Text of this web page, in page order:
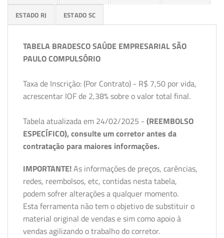
ESTADO RJ ESTADO SC
TABELA BRADESCO SAÚDE EMPRESARIAL SÃO
PAULO COMPULSÓRIO
Taxa de Inscrição: (Por Contrato) - R$ 7,50 por vida,
acrescentar IOF de 2,38% sobre o valor total final.
Tabela atualizada em 24/02/2025 - (REEMBOLSO
ESPECÍFICO), consulte um corretor antes da
contratação para maiores informações.
IMPORTANTE!As informações de preços, carências,
redes, reembolsos, etc, contidas nesta tabela,
podem sofrer alterações a qualquer momento.
Esta ferramenta não tem o objetivo de substituir o
material original de vendas e sim como apoio à
vendas agilizando o trabalho do corretor.